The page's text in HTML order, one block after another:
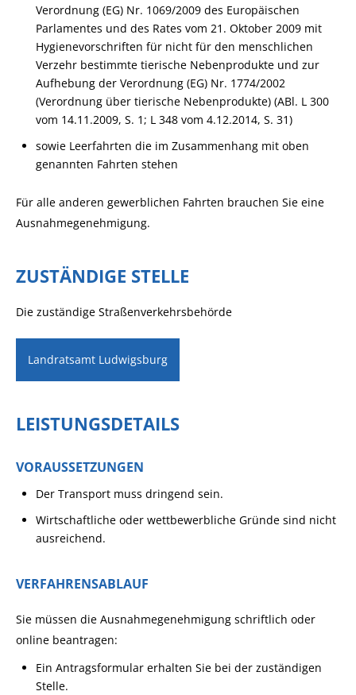
Verordnung (EG) Nr. 1069/2009 des Europäischen
Parlamentes und des Rates vom 21. Oktober 2009 mit
Hygienevorschriften für nicht für den menschlichen
Verzehr bestimmte tierische Nebenprodukte und zur
Aufhebung der Verordnung (EG) Nr. 1774/2002
(Verordnung über tierische Nebenprodukte) (ABl. L 300
vom 14.11.2009, S. 1; L 348 vom 4.12.2014, S. 31)
sowie Leerfahrten die im Zusammenhang mit oben
genannten Fahrten stehen
Für alle anderen gewerblichen Fahrten brauchen Sie eine
Ausnahmegenehmigung.
ZUSTÄNDIGE STELLE
Die zuständige Straßenverkehrsbehörde
Landratsamt Ludwigsburg
LEISTUNGSDETAILS
VORAUSSETZUNGEN
Der Transport muss dringend sein.
Wirtschaftliche oder wettbewerbliche Gründe sind nicht
ausreichend.
VERFAHRENSABLAUF
Sie müssen die Ausnahmegenehmigung schriftlich oder
online beantragen:
Ein Antragsformular erhalten Sie bei der zuständigen
Stelle.